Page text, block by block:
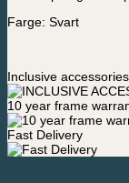
Farge: Svart
Inclusive accessories
10 year frame
Fast Delivery